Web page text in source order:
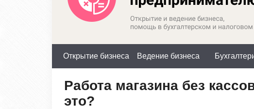
Открытие бизнеса Ведение бизнеса
Работа магазина без
это?